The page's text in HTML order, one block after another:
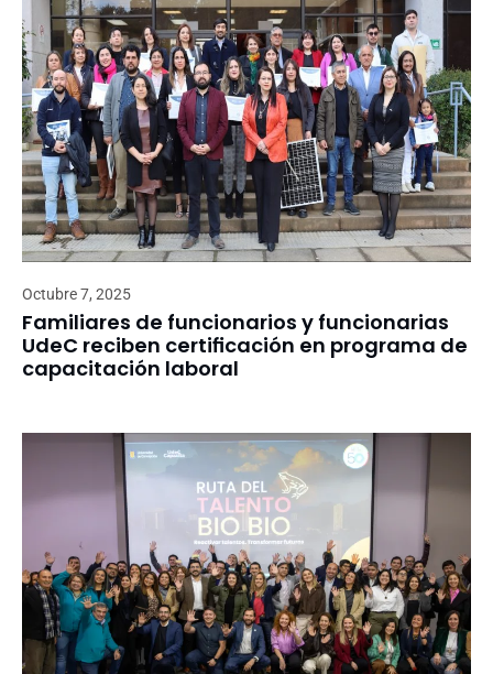
Octubre 7, 2025
Familiares de funcionarios y funcionarias
UdeC reciben certificación en programa de
capacitación laboral